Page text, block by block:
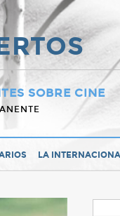
SOBRE CINE
LA